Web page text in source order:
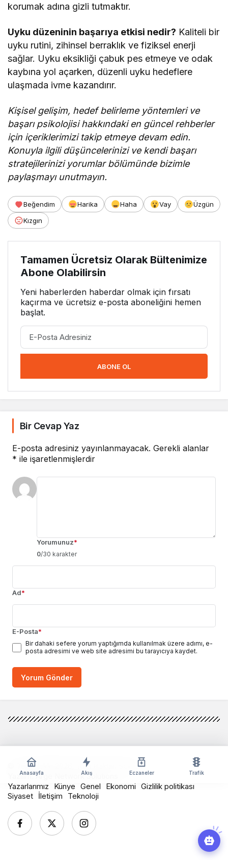
korumak adına gizli tutmaktır.
Uyku düzeninin başarıya etkisi nedir? Kaliteli bir
uyku rutini, zihinsel berraklık ve fiziksel enerji
sağlar. Uyku eksikliği çabuk pes etmeye ve odak
kaybına yol açarken, düzenli uyku hedeflere
ulaşmada ivme kazandırır.
Kişisel gelişim, hedef belirleme yöntemleri ve
başarı psikolojisi hakkındaki en güncel rehberler
için içeriklerimizi takip etmeye devam edin.
Konuyla ilgili düşüncelerinizi ve kendi başarı
stratejilerinizi yorumlar bölümünde bizimle
paylaşmayı unutmayın.
Beğendim Harika Haha Vay
Üzgün
Kızgın
Tamamen Ücretsiz Olarak Bültenimize
Abone Olabilirsin
Yeni haberlerden haberdar olmak için fırsatı
kaçırma ve ücretsiz e-posta aboneliğini hemen
başlat.
ABONE OL
Bir Cevap Yaz
E-posta adresiniz yayınlanmayacak. Gerekli alanlar
* ile işaretlenmişlerdir
Yorumunuz*
0/30 karakter
Ad*
E-Posta*
Bir dahaki sefere yorum yaptığımda kullanılmak üzere adımı, e-
posta adresimi ve web site adresimi bu tarayıcıya kaydet.
Yorum Gönder
Anasayfa Akış Eczaneler Trafik
© Telif Hakkı 2026, Tüm Hakları Saklıdır
Yazılım:Arge Network Solutions
Yazarlarımız
Künye Genel Ekonomi Gizlilik politikası
Siyaset İletişim Teknoloji